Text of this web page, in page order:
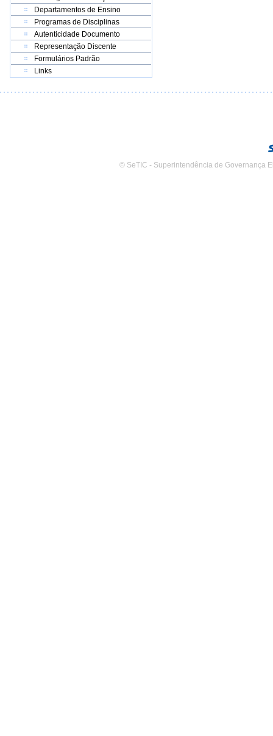
Departamentos de Ensino
Programas de Disciplinas
Autenticidade Documento
Representação Discente
Formulários Padrão
Links
© SeTIC - Superintendência de Governança